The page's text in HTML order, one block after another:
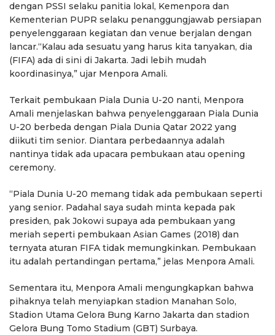
dengan PSSI selaku panitia lokal, Kemenpora dan
Kementerian PUPR selaku penanggungjawab persiapan
penyelenggaraan kegiatan dan venue berjalan dengan
lancar.“Kalau ada sesuatu yang harus kita tanyakan, dia
(FIFA) ada di sini di Jakarta. Jadi lebih mudah
koordinasinya,” ujar Menpora Amali.
Terkait pembukaan Piala Dunia U-20 nanti, Menpora
Amali menjelaskan bahwa penyelenggaraan Piala Dunia
U-20 berbeda dengan Piala Dunia Qatar 2022 yang
diikuti tim senior. Diantara perbedaannya adalah
nantinya tidak ada upacara pembukaan atau opening
ceremony.
“Piala Dunia U-20 memang tidak ada pembukaan seperti
yang senior. Padahal saya sudah minta kepada pak
presiden, pak Jokowi supaya ada pembukaan yang
meriah seperti pembukaan Asian Games (2018) dan
ternyata aturan FIFA tidak memungkinkan. Pembukaan
itu adalah pertandingan pertama,” jelas Menpora Amali.
Sementara itu, Menpora Amali mengungkapkan bahwa
pihaknya telah menyiapkan stadion Manahan Solo,
Stadion Utama Gelora Bung Karno Jakarta dan stadion
Gelora Bung Tomo Stadium (GBT) Surbaya.